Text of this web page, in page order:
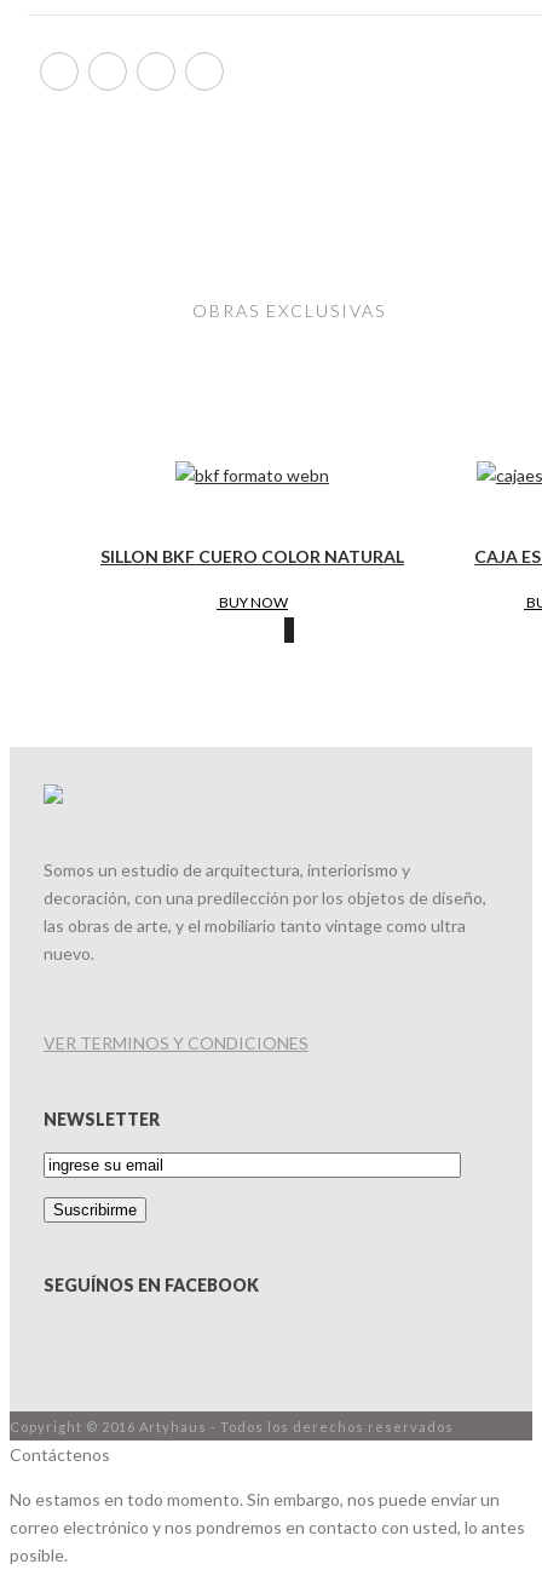
OBRAS EXCLUSIVAS
SILLON BKF CUERO COLOR NATURAL
BUY NOW
CAJA
Somos un estudio de arquitectura, interiorismo y
decoración, con una predilección por los objetos de diseño,
las obras de arte, y el mobiliario tanto vintage como ultra
nuevo.
VER TERMINOS Y CONDICIONES
NEWSLETTER
SEGUÍNOS EN FACEBOOK
Copyright © 2016 Artyhaus - Todos los derechos reservados
Contáctenos
No estamos en todo momento. Sin embargo, nos puede enviar un
correo electrónico y nos pondremos en contacto con usted, lo antes
posible.